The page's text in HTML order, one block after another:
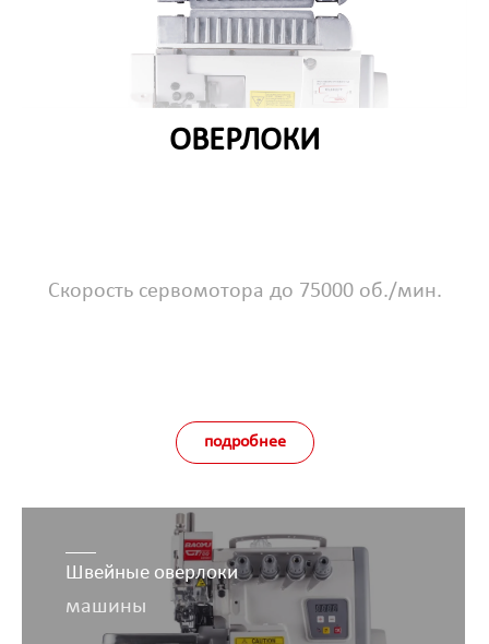
ОВЕРЛОКИ
Скорость сервомотора до 75000 об./мин.
подробнее
Швейные оверлоки
машины